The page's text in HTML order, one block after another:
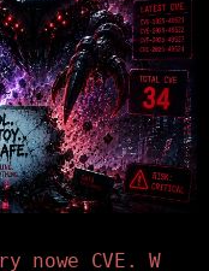
nowe CVE. W